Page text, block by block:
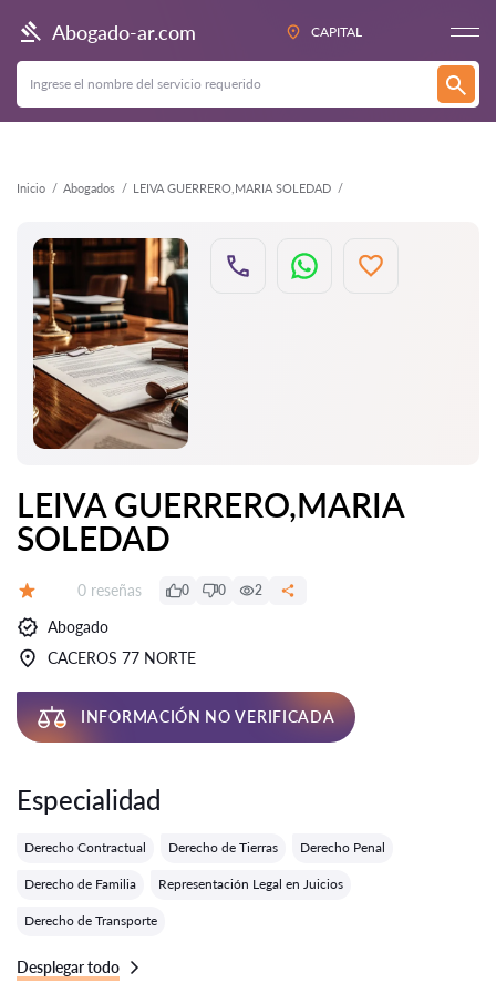
Abogado-ar.com CAPITAL
Inicio Abogados LEIVA GUERRERO,MARIA SOLEDAD
Atrás
LEIVA GUERRERO,MARIA
SOLEDAD
Número de reseñas:
0 reseñas 0 0 2
Abogado
CACEROS 77 NORTE
INFORMACIÓN NO VERIFICADA
Especialidad
Derecho Contractual Derecho de Tierras Derecho Penal
Derecho de Familia Representación Legal en Juicios
Derecho de Transporte
Desplegar todo